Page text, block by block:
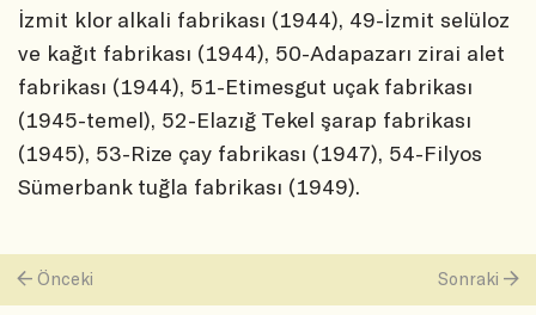
İzmit klor alkali fabrikası (1944), 49-İzmit selüloz
ve kağıt fabrikası (1944), 50-Adapazarı zirai alet
fabrikası (1944), 51-Etimesgut uçak fabrikası
(1945-temel), 52-Elazığ Tekel şarap fabrikası
(1945), 53-Rize çay fabrikası (1947), 54-Filyos
Sümerbank tuğla fabrikası (1949).
Önceki Sonraki